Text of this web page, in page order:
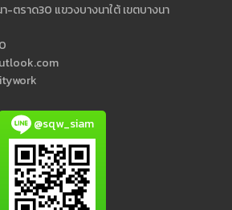
-ตราด30 แขวงบางนาใต้ เขตบางนา
@sqw_siam